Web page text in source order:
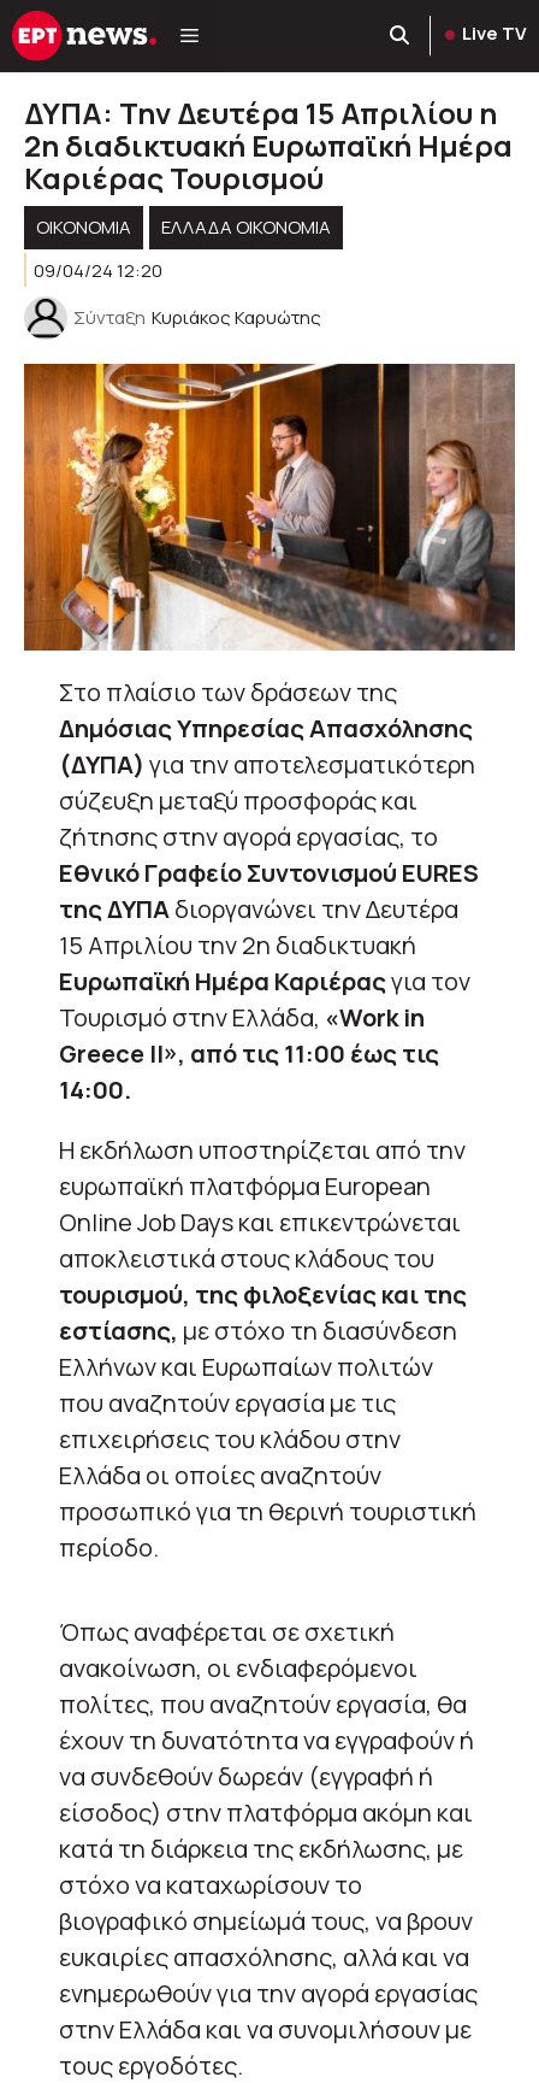
Μετάβαση
σε
Live TV
ΔΥΠΑ: Την Δευτέρα 15 Απριλίου η
2η διαδικτυακή Ευρωπαϊκή Ημέρα
Καριέρας Τουρισμού
ΟΙΚΟΝΟΜΙΑ
ΕΛΛΆΔΑ ΟΙΚΟΝΟΜΊΑ
09/04/24 12:20
Σύνταξη Κυριάκος Καρυώτης
Στο πλαίσιο των δράσεων της
Δημόσιας Υπηρεσίας Απασχόλησης
(ΔΥΠΑ) για την αποτελεσματικότερη
σύζευξη μεταξύ προσφοράς και
ζήτησης στην αγορά εργασίας, το
Εθνικό Γραφείο Συντονισμού EURES
της ΔΥΠΑδιοργανώνει την Δευτέρα
15 Απριλίου την 2η διαδικτυακή
Ευρωπαϊκή Ημέρα Καριέραςγια τον
Τουρισμό στην Ελλάδα, «Work in
Greece II», από τις 11:00 έως τις
14:00.
Η εκδήλωση υποστηρίζεται από την
ευρωπαϊκή πλατφόρμα European
Online Job Days και επικεντρώνεται
αποκλειστικά στους κλάδους του
τουρισμού, της φιλοξενίας και της
εστίασης, με στόχο τη διασύνδεση
Ελλήνων και Ευρωπαίων πολιτών
που αναζητούν εργασία με τις
επιχειρήσεις του κλάδου στην
Ελλάδα οι οποίες αναζητούν
προσωπικό για τη θερινή τουριστική
περίοδο.
Όπως αναφέρεται σε σχετική
ανακοίνωση, οι ενδιαφερόμενοι
πολίτες, που αναζητούν εργασία, θα
έχουν τη δυνατότητα να εγγραφούν ή
να συνδεθούν δωρεάν (εγγραφή ή
είσοδος) στην πλατφόρμα ακόμη και
κατά τη διάρκεια της εκδήλωσης, με
στόχο να καταχωρίσουν το
βιογραφικό σημείωμά τους, να βρουν
ευκαιρίες απασχόλησης, αλλά και να
ενημερωθούν για την αγορά εργασίας
στην Ελλάδα και να συνομιλήσουν με
τους εργοδότες.